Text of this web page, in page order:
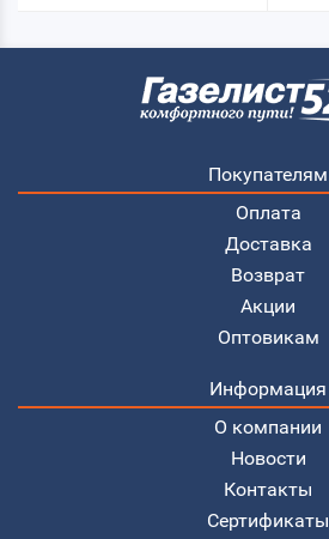
Покупателям
Оплата
Доставка
Возврат
Акции
Оптовикам
Информация
О компании
Новости
Контакты
Сертификаты